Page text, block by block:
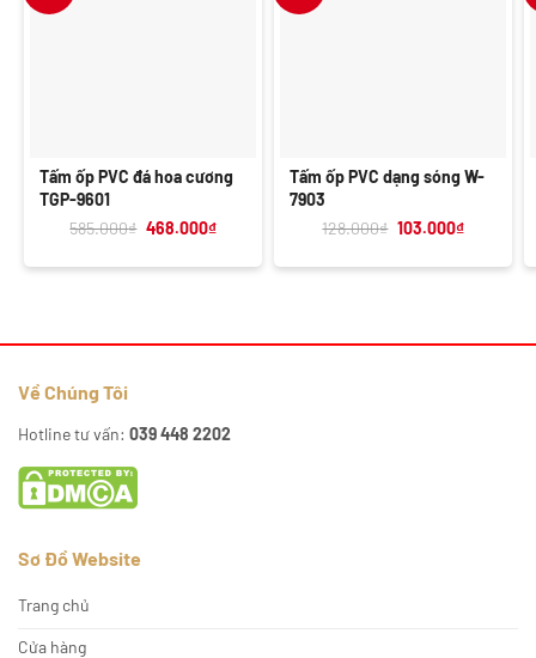
Tấm ốp PVC đá hoa cương
TGP-9601
585.000₫ Giá
585.000₫.
468.000₫Giá
là:
Tấm ốp PVC dạng sóng W-
7903
128.000₫ Giá
128.000₫.
103.000₫Giá
là:
Về Chúng Tôi
Hotline tư vấn: 039 448 2202
Sơ Đồ Website
Trang chủ
Cửa hàng